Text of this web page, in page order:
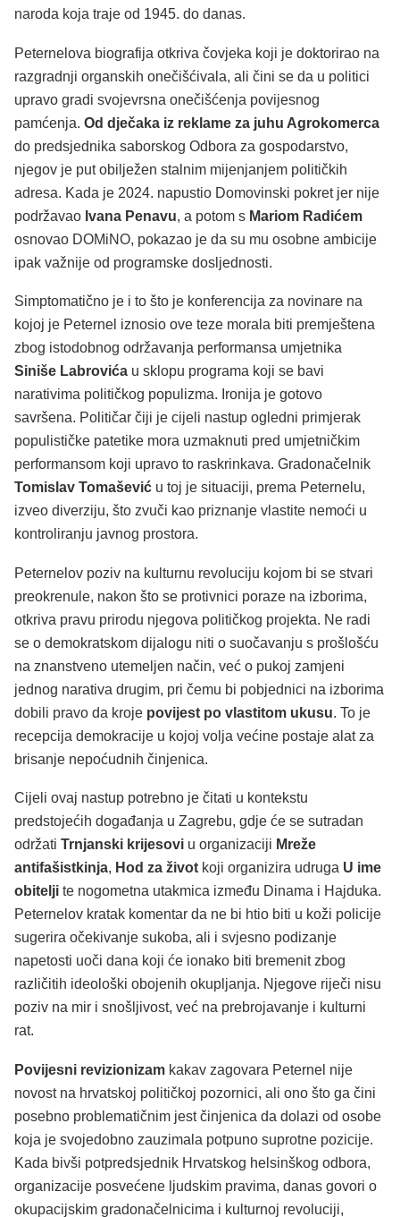
naroda koja traje od 1945. do danas.
Peternelova biografija otkriva čovjeka koji je doktorirao na
razgradnji organskih onečišćivala, ali čini se da u politici
upravo gradi svojevrsna onečišćenja povijesnog
pamćenja. Od dječaka iz reklame za juhu Agrokomerca
do predsjednika saborskog Odbora za gospodarstvo,
njegov je put obilježen stalnim mijenjanjem političkih
adresa. Kada je 2024. napustio Domovinski pokret jer nije
podržavao Ivana Penavu, a potom s Mariom Radićem
osnovao DOMiNO, pokazao je da su mu osobne ambicije
ipak važnije od programske dosljednosti.
Simptomatično je i to što je konferencija za novinare na
kojoj je Peternel iznosio ove teze morala biti premještena
zbog istodobnog održavanja performansa umjetnika
Siniše Labrovića u sklopu programa koji se bavi
narativima političkog populizma. Ironija je gotovo
savršena. Političar čiji je cijeli nastup ogledni primjerak
populističke patetike mora uzmaknuti pred umjetničkim
performansom koji upravo to raskrinkava. Gradonačelnik
Tomislav Tomašević u toj je situaciji, prema Peternelu,
izveo diverziju, što zvuči kao priznanje vlastite nemoći u
kontroliranju javnog prostora.
Peternelov poziv na kulturnu revoluciju kojom bi se stvari
preokrenule, nakon što se protivnici poraze na izborima,
otkriva pravu prirodu njegova političkog projekta. Ne radi
se o demokratskom dijalogu niti o suočavanju s prošlošću
na znanstveno utemeljen način, već o pukoj zamjeni
jednog narativa drugim, pri čemu bi pobjednici na izborima
dobili pravo da kroje povijest po vlastitom ukusu. To je
recepcija demokracije u kojoj volja većine postaje alat za
brisanje nepoćudnih činjenica.
Cijeli ovaj nastup potrebno je čitati u kontekstu
predstojećih događanja u Zagrebu, gdje će se sutradan
održati Trnjanski krijesovi u organizaciji Mreže
antifašistkinja, Hod za život koji organizira udruga U ime
obitelji te nogometna utakmica između Dinama i Hajduka.
Peternelov kratak komentar da ne bi htio biti u koži policije
sugerira očekivanje sukoba, ali i svjesno podizanje
napetosti uoči dana koji će ionako biti bremenit zbog
različitih ideološki obojenih okupljanja. Njegove riječi nisu
poziv na mir i snošljivost, već na prebrojavanje i kulturni
rat.
Povijesni revizionizam kakav zagovara Peternel nije
novost na hrvatskoj političkoj pozornici, ali ono što ga čini
posebno problematičnim jest činjenica da dolazi od osobe
koja je svojedobno zauzimala potpuno suprotne pozicije.
Kada bivši potpredsjednik Hrvatskog helsinškog odbora,
organizacije posvećene ljudskim pravima, danas govori o
okupacijskim gradonačelnicima i kulturnoj revoluciji,